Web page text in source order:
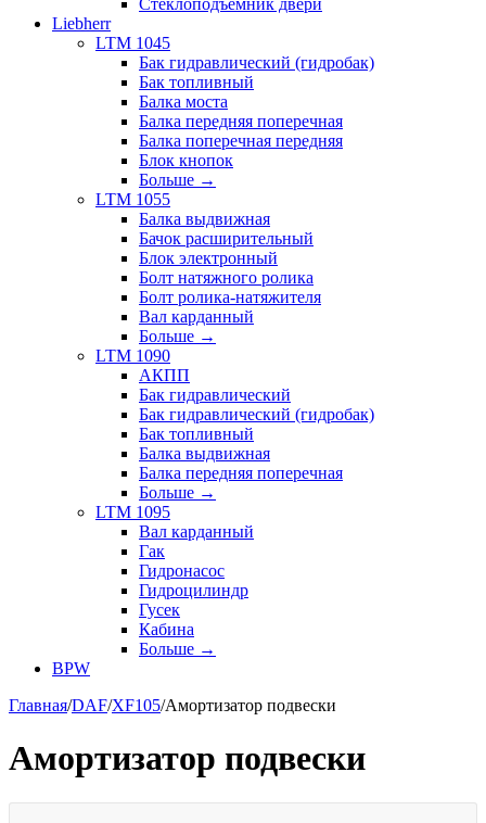
Стеклоподъемник двери
Liebherr
LTM 1045
Бак гидравлический (гидробак)
Бак топливный
Балка моста
Балка передняя поперечная
Балка поперечная передняя
Блок кнопок
Больше →
LTM 1055
Балка выдвижная
Бачок расширительный
Блок электронный
Болт натяжного ролика
Болт ролика-натяжителя
Вал карданный
Больше →
LTM 1090
АКПП
Бак гидравлический
Бак гидравлический (гидробак)
Бак топливный
Балка выдвижная
Балка передняя поперечная
Больше →
LTM 1095
Вал карданный
Гак
Гидронасос
Гидроцилиндр
Гусек
Кабина
Больше →
BPW
Главная/DAF/XF105/Амортизатор подвески
Амортизатор подвески